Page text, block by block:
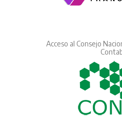
Acceso al Consejo